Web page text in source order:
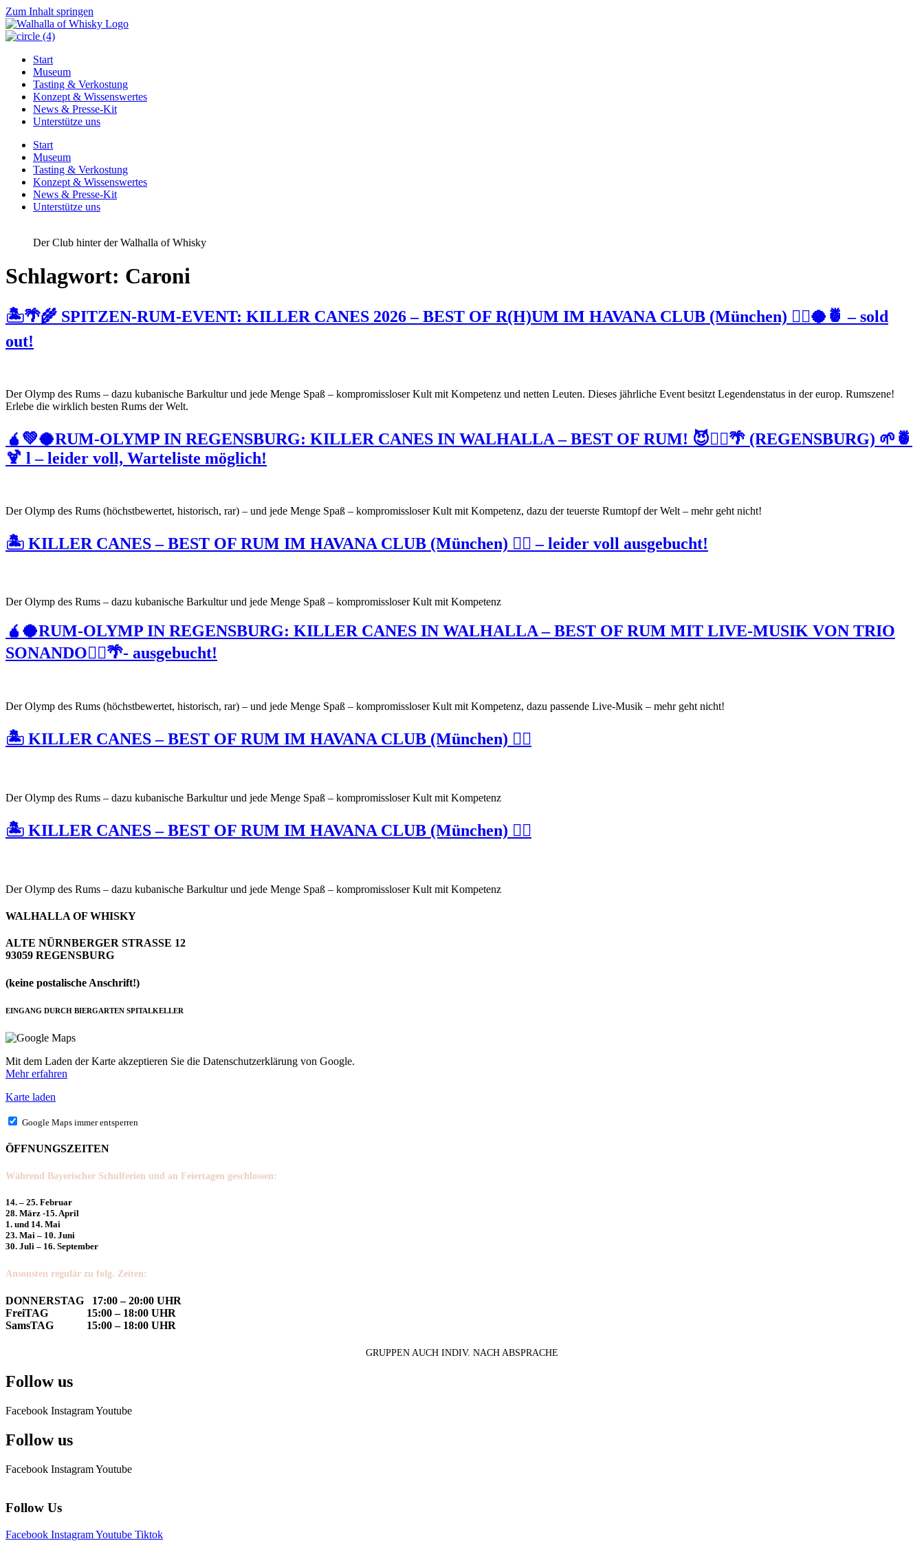
Zum Inhalt springen
Start
Museum
Tasting & Verkostung
Konzept & Wissenswertes
News & Presse-Kit
Unterstütze uns
Start
Museum
Tasting & Verkostung
Konzept & Wissenswertes
News & Presse-Kit
Unterstütze uns
Der Club hinter der Walhalla of Whisky
Schlagwort: Caroni
🏝🌴🌾 SPITZEN-RUM-EVENT: KILLER CANES 2026 – BEST OF R(H)UM IM HAVANA CLUB (München) 🏴‍☠️🥥🍍 – sold
out!
Der Olymp des Rums – dazu kubanische Barkultur und jede Menge Spaß – kompromissloser Kult mit Kompetenz und netten Leuten. Dieses jährliche Event besitzt Legendenstatus in der europ. Rumszene!
Erlebe die wirklich besten Rums der Welt.
🧉💚🥥RUM-OLYMP IN REGENSBURG: KILLER CANES IN WALHALLA – BEST OF RUM! 😈🏴‍☠️🌴 (REGENSBURG) 🌱🍍
🍹 l – leider voll, Warteliste möglich!
Der Olymp des Rums (höchstbewertet, historisch, rar) – und jede Menge Spaß – kompromissloser Kult mit Kompetenz, dazu der teuerste Rumtopf der Welt – mehr geht nicht!
🏝 KILLER CANES – BEST OF RUM IM HAVANA CLUB (München) 🏴‍☠️ – leider voll ausgebucht!
Der Olymp des Rums – dazu kubanische Barkultur und jede Menge Spaß – kompromissloser Kult mit Kompetenz
🧉🥥RUM-OLYMP IN REGENSBURG: KILLER CANES IN WALHALLA – BEST OF RUM MIT LIVE-MUSIK VON TRIO
SONANDO🏴‍☠️🌴- ausgebucht!
Der Olymp des Rums (höchstbewertet, historisch, rar) – und jede Menge Spaß – kompromissloser Kult mit Kompetenz, dazu passende Live-Musik – mehr geht nicht!
🏝 KILLER CANES – BEST OF RUM IM HAVANA CLUB (München) 🏴‍☠️
Der Olymp des Rums – dazu kubanische Barkultur und jede Menge Spaß – kompromissloser Kult mit Kompetenz
🏝 KILLER CANES – BEST OF RUM IM HAVANA CLUB (München) 🏴‍☠️
Der Olymp des Rums – dazu kubanische Barkultur und jede Menge Spaß – kompromissloser Kult mit Kompetenz
WALHALLA OF WHISKY
ALTE NÜRNBERGER STRASSE 12
93059 REGENSBURG
(keine postalische Anschrift!)
EINGANG DURCH BIERGARTEN SPITALKELLER
Mit dem Laden der Karte akzeptieren Sie die Datenschutzerklärung von Google.
Mehr erfahren
Karte laden
Google Maps immer entsperren
ÖFFNUNGSZEITEN
Während Bayerischer Schulferien und an Feiertagen geschlossen:
14. – 25. Februar
28. März -15. April
1. und 14. Mai
23. Mai – 10. Juni
30. Juli – 16. September
Ansonsten regulär zu folg. Zeiten:
DONNERSTAG 17:00 – 20:00 UHR
FreiTAG 15:00 – 18:00 UHR
SamsTAG 15:00 – 18:00 UHR
GRUPPEN AUCH INDIV. NACH ABSPRACHE
Follow us
Facebook InstagramYoutube
Follow us
Facebook InstagramYoutube
Follow Us
Facebook InstagramYoutube Tiktok